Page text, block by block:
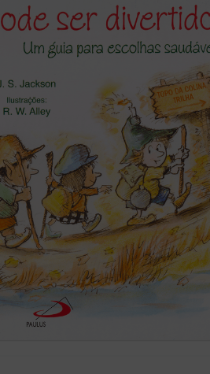
biblia pastoral
catequese